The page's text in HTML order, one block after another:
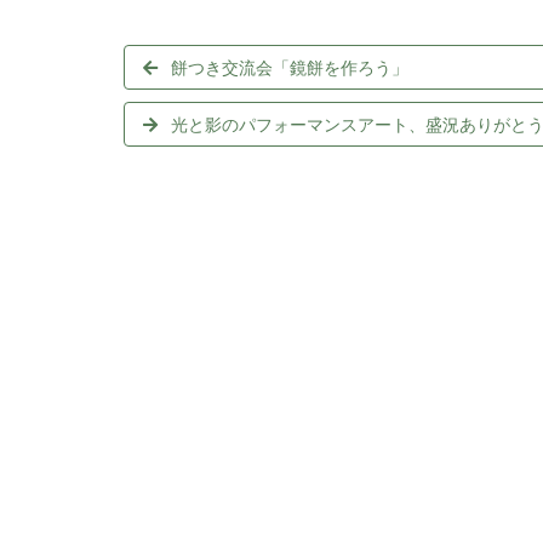
餅つき交流会「鏡餅を作ろう」
光と影のパフォーマンスアート、盛況ありがと